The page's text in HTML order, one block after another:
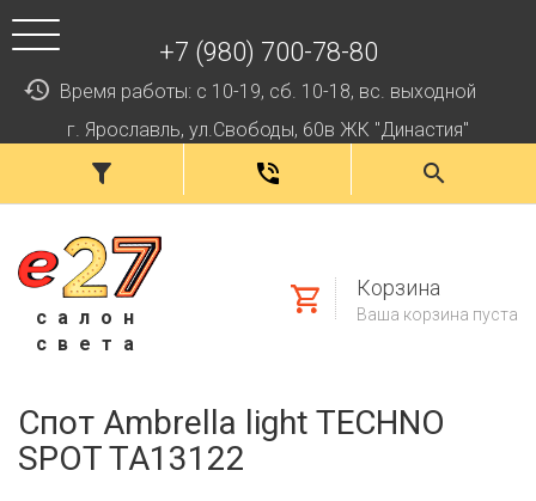
+7 (980) 700-78-80
Время работы: с 10-19, сб. 10-18, вс. выходной
г. Ярославль, ул.Свободы, 60в ЖК "Династия"
салон
света
Корзина
Ваша корзина пуста
Спот Ambrella light TECHNO
SPOT TA13122